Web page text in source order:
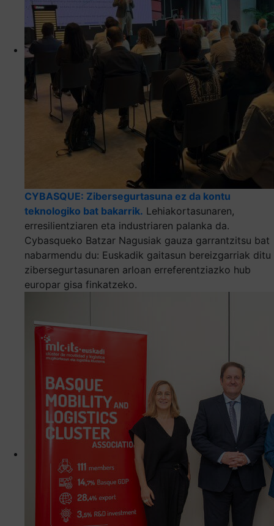
CYBASQUE: Zibersegurtasuna ez da kontu
teknologiko bat bakarrik. Lehiakortasunaren,
erresilientziaren eta industriaren palanka da.
Cybasqueko Batzar Nagusiak gauza garrantzitsu bat
nabarmendu du: Euskadik gaitasun bereizgarriak ditu
zibersegurtasunaren arloan erreferentziazko hub
europar gisa finkatzeko.